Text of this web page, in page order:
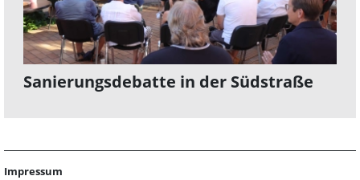
Sanierungsdebatte in der Südstraße
Impressum